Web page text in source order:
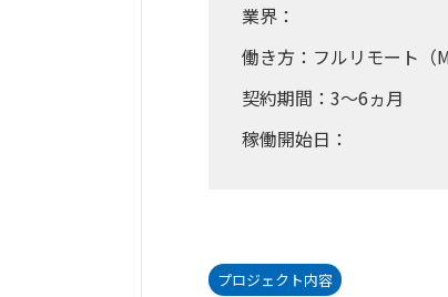
業界：
働き方：フルリモート（
契約期間：3～6ヵ月
稼働開始日：
プロジェクト内容